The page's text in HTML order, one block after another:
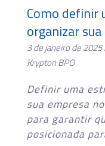
Como definir
organizar
3 de janeiro de
Krypton BPO
Definir uma
sua empresa
para garantir
posicionada